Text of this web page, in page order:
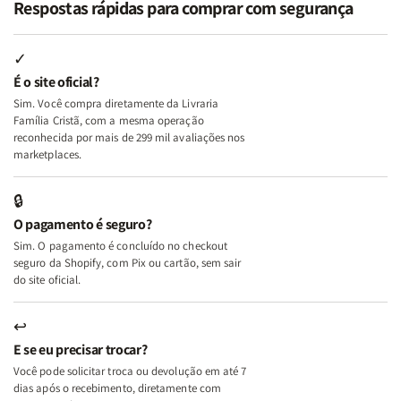
Minhas
Lutas
e
Deus
+
A
Mulher
Lar
Minhas
Lutas
+
A
Lar
Mulher
Segundo
Mulher
Segundo
Respostas rápidas para comprar com segurança
✓
É o site oficial?
Sim. Você compra diretamente da Livraria
Família Cristã, com a mesma operação
reconhecida por mais de 299 mil avaliações nos
marketplaces.
🔒
O pagamento é seguro?
Sim. O pagamento é concluído no checkout
seguro da Shopify, com Pix ou cartão, sem sair
do site oficial.
↩
E se eu precisar trocar?
Você pode solicitar troca ou devolução em até 7
dias após o recebimento, diretamente com